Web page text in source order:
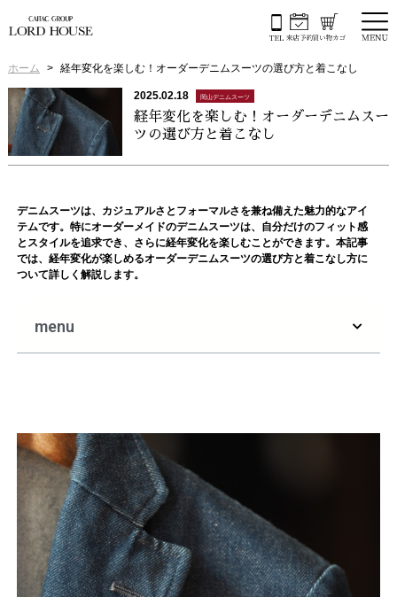
ホーム 経年変化を楽しむ！オーダーデニムスーツの選び方と着こなし
2025.02.18 岡山デニムスーツ
経年変化を楽しむ！オーダーデニムスー
ツの選び方と着こなし
デニムスーツは、カジュアルさとフォーマルさを兼ね備えた魅力的なアイ
テムです。特にオーダーメイドのデニムスーツは、自分だけのフィット感
とスタイルを追求でき、さらに経年変化を楽しむことができます。本記事
では、経年変化が楽しめるオーダーデニムスーツの選び方と着こなし方に
ついて詳しく解説します。
menu